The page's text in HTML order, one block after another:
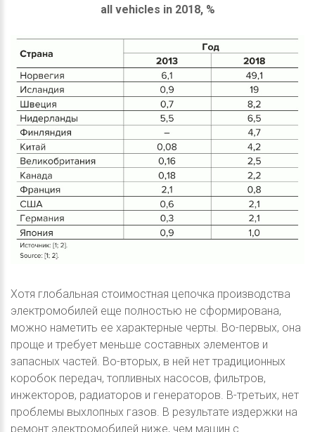
all vehicles in 2018, %
Хотя глобальная стоимостная цепочка производства
электромобилей еще полностью не сформирована,
можно наметить ее характерные черты. Во-первых, она
проще и требует меньше составных элементов и
запасных частей. Во-вторых, в ней нет традиционных
коробок передач, топливных насосов, фильтров,
инжекторов, радиаторов и генераторов. В-третьих, нет
проблемы выхлопных газов. В результате издержки на
ремонт электромобилей ниже, чем машин с